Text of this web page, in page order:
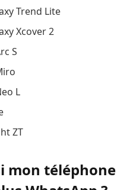
Trend Lite
Xcover 2
S
L
ZT
mon